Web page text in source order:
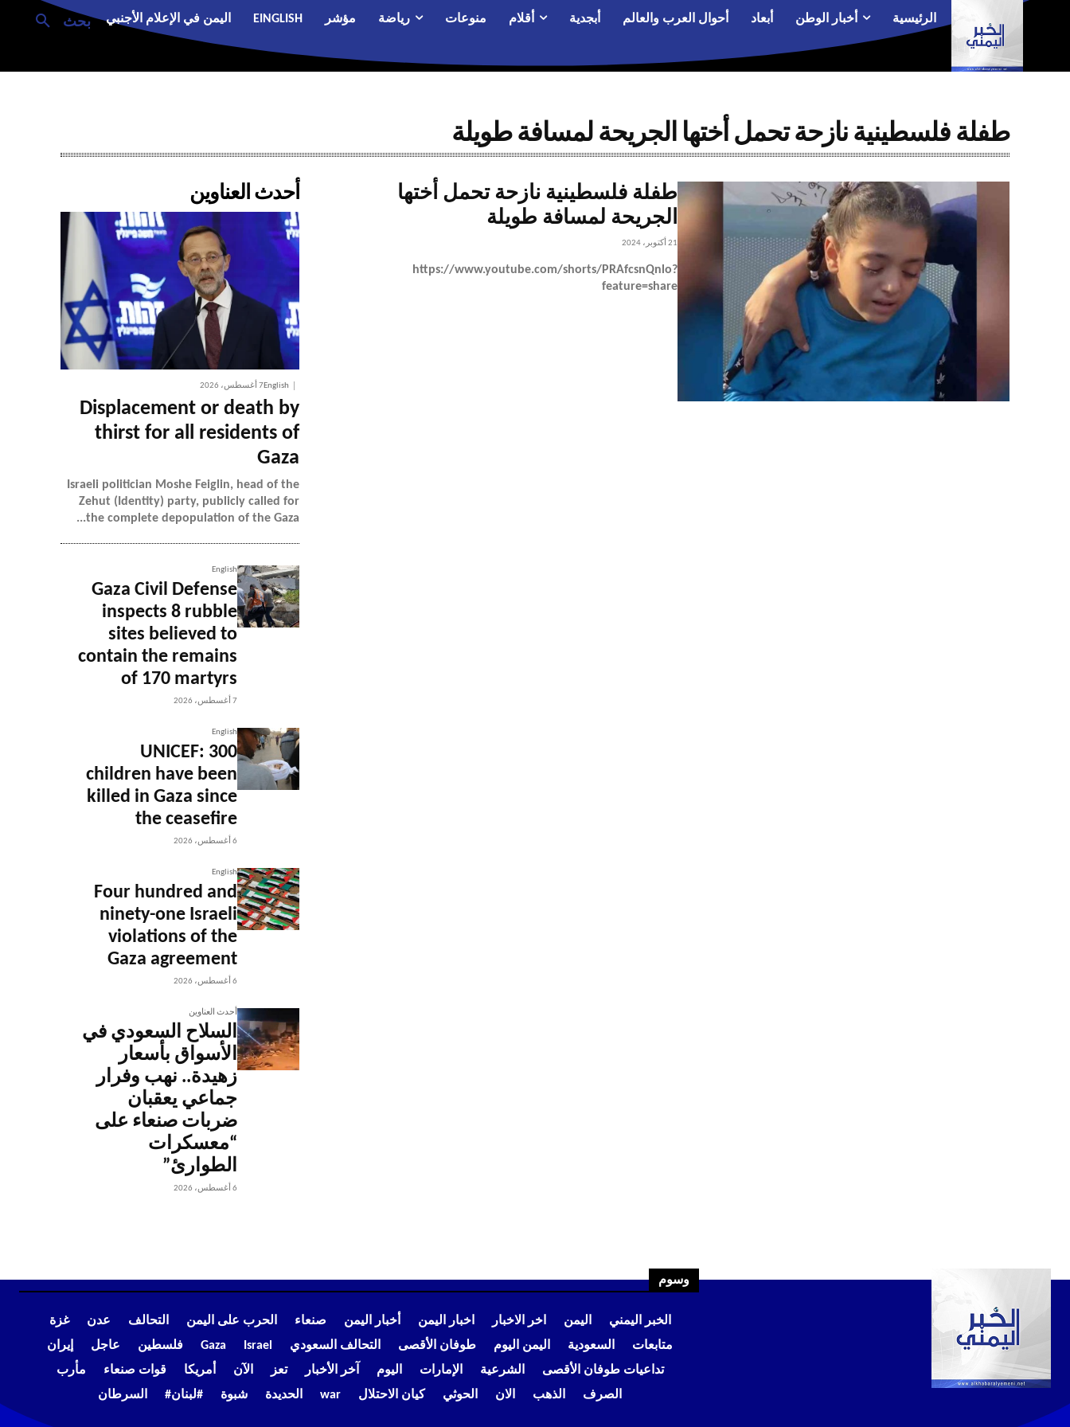
بحث الرئيسية أخبار الوطن أبعاد أحوال العرب والعالم أبجدية أقلام منوعات رياضة مؤشر EINGLISH اليمن في الإعلام الأجنبي
طفلة فلسطينية نازحة تحمل أختها الجريحة لمسافة طويلة
طفلة فلسطينية نازحة تحمل أختها
الجريحة لمسافة طويلة
21 أكتوبر، 2024
https://www.youtube.com/shorts/PRAfcsnQnlo?
feature=share
أحدث العناوين
English7 أغسطس، 2026
Displacement or death by
thirst for all residents of
Gaza
Israeli politician Moshe Feiglin, head of the
Zehut (Identity) party, publicly called for
the complete depopulation of the Gaza...
English
Gaza Civil Defense
inspects 8 rubble
sites believed to
contain the remains
of 170 martyrs
7 أغسطس، 2026
English
UNICEF: 300
children have been
killed in Gaza since
the ceasefire
6 أغسطس، 2026
English
Four hundred and
ninety-one Israeli
violations of the
Gaza agreement
6 أغسطس، 2026
أحدث العناوين
السلاح السعودي في
الأسواق بأسعار
زهيدة.. نهب وفرار
جماعي يعقبان
ضربات صنعاء على
“معسكرات
الطوارئ”
6 أغسطس، 2026
وسوم
الخبر اليمني اليمن اخر الاخبار اخبار اليمن أخبار اليمن صنعاء الحرب على اليمن التحالف عدن
غزة
متابعات
السعودية اليمن اليوم طوفان الأقصى التحالف السعودي Israel
Gaza فلسطين عاجل
إيران
تداعيات طوفان الأقصى
الشرعية الإمارات اليوم آخر الأخبار تعز الآن أمريكا قوات صنعاء
مأرب
الصرف
الذهب الان الحوثي كيان الاحتلال war الحديدة شبوة #لبنان# السرطان